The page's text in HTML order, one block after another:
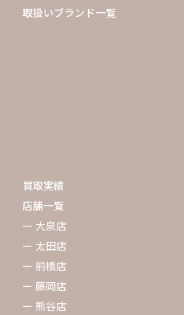
取扱いブランド一覧
買取実績
店舗一覧
ー 大泉店
ー 太田店
ー 前橋店
ー 藤岡店
ー 熊谷店